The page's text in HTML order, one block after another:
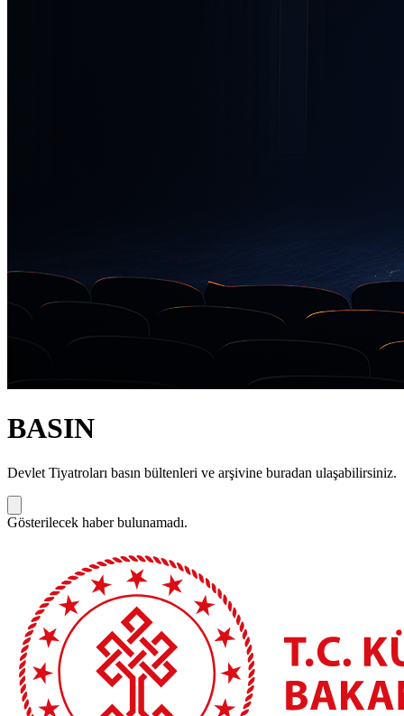
BASIN
Devlet Tiyatroları basın bültenleri ve arşivine buradan ulaşabilirsiniz.
Gösterilecek haber bulunamadı.